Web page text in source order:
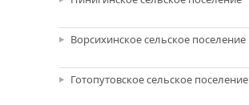
Ворсихинское сельское поселение
Готопутовское сельское поселение